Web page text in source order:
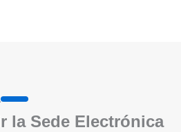
la Sede Electrónica